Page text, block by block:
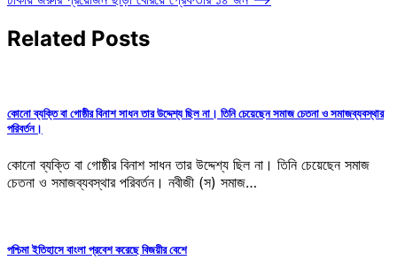
navigation
Related Posts
কোনো ব্যক্তি বা গোষ্ঠীর বিনাশ সাধন তার উদ্দেশ্য ছিল না। তিনি চেয়েছেন সমাজ চেতনা ও সমাজব্যবস্থার
পরিবর্তন।
কোনো ব্যক্তি বা গোষ্ঠীর বিনাশ সাধন তার উদ্দেশ্য ছিল না। তিনি চেয়েছেন সমাজ
চেতনা ও সমাজব্যবস্থার পরিবর্তন। নবীজী (স) সমাজ…
পশ্চিমা ইতিহাসে বাংলা প্রবেশ করেছে বিজয়ীর বেশে